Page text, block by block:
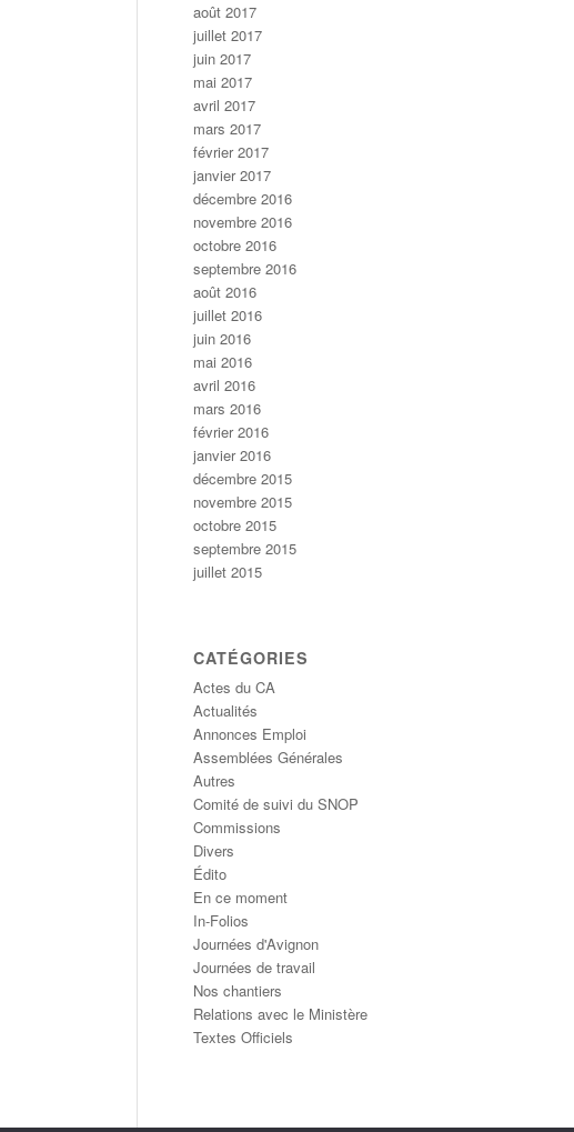
août 2017
juillet 2017
juin 2017
mai 2017
avril 2017
mars 2017
février 2017
janvier 2017
décembre 2016
novembre 2016
octobre 2016
septembre 2016
août 2016
juillet 2016
juin 2016
mai 2016
avril 2016
mars 2016
février 2016
janvier 2016
décembre 2015
novembre 2015
octobre 2015
septembre 2015
juillet 2015
CATÉGORIES
Actes du CA
Actualités
Annonces Emploi
Assemblées Générales
Autres
Comité de suivi du SNOP
Commissions
Divers
Édito
En ce moment
In-Folios
Journées d'Avignon
Journées de travail
Nos chantiers
Relations avec le Ministère
Textes Officiels